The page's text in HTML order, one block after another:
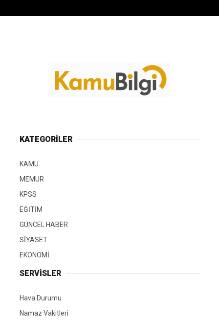
KATEGORİLER
KAMU
MEMUR
KPSS
EĞİTİM
GÜNCEL HABER
SİYASET
EKONOMİ
SERVİSLER
Hava Durumu
Namaz Vakitleri